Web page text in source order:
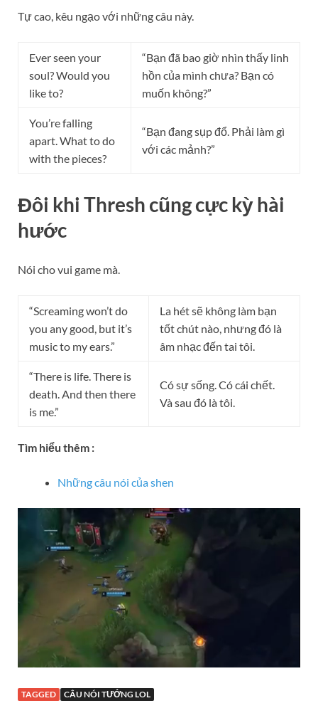
Tự cao, kêu ngạo với những câu này.
Ever seen your
soul? Would you
like to?
“Bạn đã bao giờ nhìn thấy linh
hồn của mình chưa? Bạn có
muốn không?”
You’re falling
apart. What to do
with the pieces?
“Bạn đang sụp đổ. Phải làm gì
với các mảnh?”
Đôi khi Thresh cũng cực kỳ hài
hước
Nói cho vui game mà.
“Screaming won’t do
you any good, but it’s
music to my ears.”
La hét sẽ không làm bạn
tốt chút nào, nhưng đó là
âm nhạc đến tai tôi.
“There is life. There is
death. And then there
is me.”
Có sự sống. Có cái chết.
Và sau đó là tôi.
Tìm hiểu thêm :
Những câu nói của shen
TAGGED CÂU NÓI TƯỚNG LOL